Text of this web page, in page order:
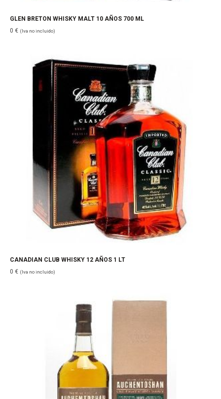
GLEN BRETON WHISKY MALT 10 AÑOS 700 ML
0 € (Iva no incluido)
CANADIAN CLUB WHISKY 12 AÑOS 1 LT
0 € (Iva no incluido)